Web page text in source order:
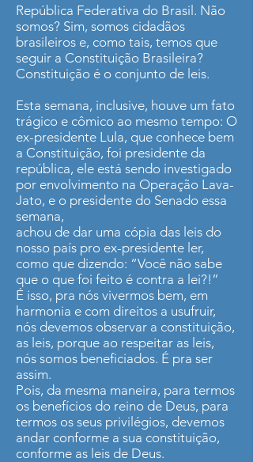
República Federativa do Brasil. Não
somos? Sim, somos cidadãos
brasileiros e, como tais, temos que
seguir a Constituição Brasileira?
Constituição é o conjunto de leis.
Esta semana, inclusive, houve um fato
trágico e cômico ao mesmo tempo: O
ex-presidente Lula, que conhece bem
a Constituição, foi presidente da
república, ele está sendo investigado
por envolvimento na Operação Lava-
Jato, e o presidente do Senado essa
semana,
achou de dar uma cópia das leis do
nosso país pro ex-presidente ler,
como que dizendo: “Você não sabe
que o que foi feito é contra a lei?!”
É isso, pra nós vivermos bem, em
harmonia e com direitos a usufruir,
nós devemos observar a constituição,
as leis, porque ao respeitar as leis,
nós somos beneficiados. É pra ser
assim.
Pois, da mesma maneira, para termos
os benefícios do reino de Deus, para
termos os seus privilégios, devemos
andar conforme a sua constituição,
conforme as leis de Deus.